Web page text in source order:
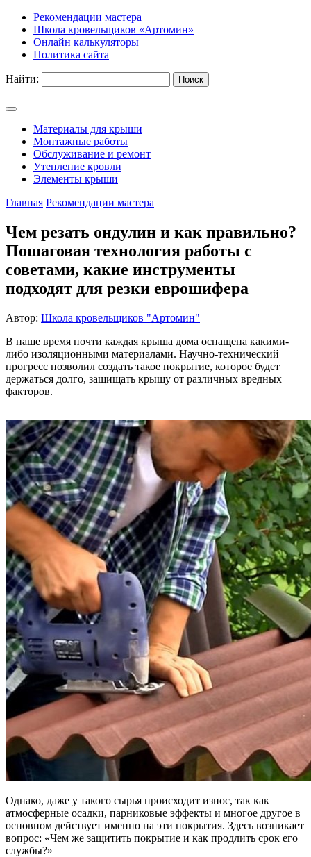
Рекомендации мастера
Школа кровельщиков «Артомин»
Онлайн калькуляторы
Политика сайта
Найти:
Материалы для крыши
Монтажные работы
Обслуживание и ремонт
Утепление кровли
Элементы крыши
Главная Рекомендации мастера
Чем резать ондулин и как правильно?
Пошаговая технология работы с
советами, какие инструменты
подходят для резки еврошифера
Автор: Школа кровельщиков "Артомин"
В наше время почти каждая крыша дома оснащена какими-
либо изоляционными материалами. Научно-технический
прогресс позволил создать такое покрытие, которое будет
держаться долго, защищать крышу от различных вредных
факторов.
Однако, даже у такого сырья происходит износ, так как
атмосферные осадки, парниковые эффекты и многое другое в
основном действует именно на эти покрытия. Здесь возникает
вопрос: «Чем же защитить покрытие и как продлить срок его
службы?»